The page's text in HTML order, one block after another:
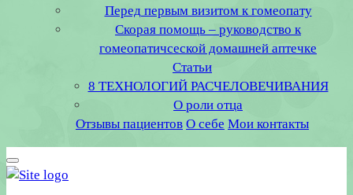
Перед первым визитом к гомеопату
Скорая помощь – руководство к
гомеопатичсеской домашней аптечке
Статьи
8 ТЕХНОЛОГИЙ РАСЧЕЛОВЕЧИВАНИЯ
О роли отца
Отзывы пациентов О себе Мои контакты